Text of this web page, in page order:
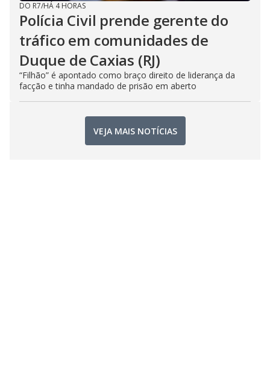
DO R7/HÁ 4 HORAS
Polícia Civil prende gerente do
tráfico em comunidades de
Duque de Caxias (RJ)
“Filhão” é apontado como braço direito de liderança da
facção e tinha mandado de prisão em aberto
VEJA MAIS NOTÍCIAS